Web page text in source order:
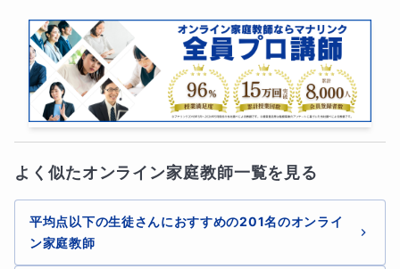
よく似たオンライン家庭教師一覧を見る
平均点以下の生徒さんにおすすめの201名のオンライ
ン家庭教師